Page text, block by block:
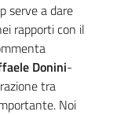
serve a dare
rapporti con il
Donini-
tra
Noi